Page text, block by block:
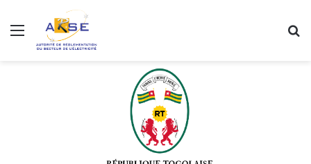
Menu